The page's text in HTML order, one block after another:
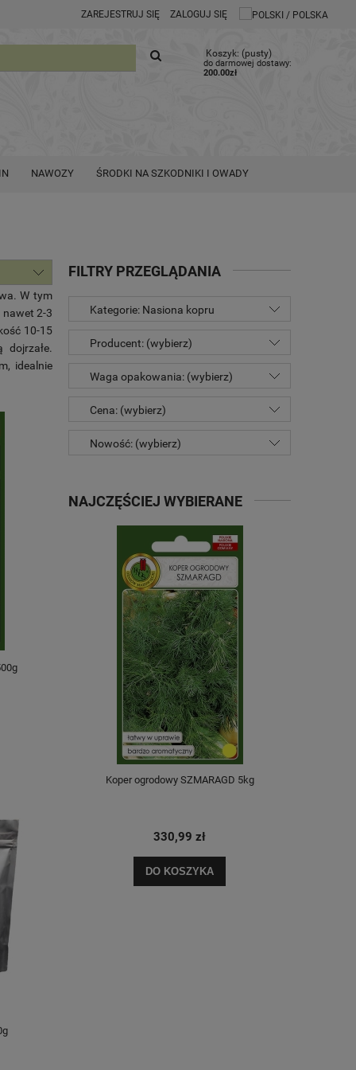
ZAREJESTRUJ SIĘ ZALOGUJ SIĘ
Koszyk: (pusty)
do darmowej dostawy:
200.00zł
NAWOZY ŚRODKI NA SZKODNIKI I OWADY
W tym
2-3
10-15
idealnie
FILTRY PRZEGLĄDANIA
Kategorie: Nasiona kopru
Producent: (wybierz)
Waga opakowania: (wybierz)
Cena: (wybierz)
Nowość: (wybierz)
NAJCZĘŚCIEJ WYBIERANE
Koper ogrodowy SZMARAGD 5kg
330,99 zł
DO KOSZYKA